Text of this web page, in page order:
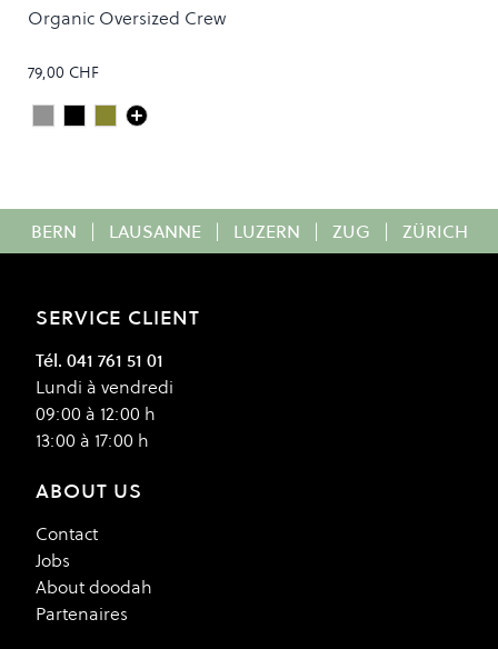
STANDARD
Organic Oversized Crew
79,00 CHF
Colour
Heather Grey
Deep Black
Dusty Olive
BERN | LAUSANNE | LUZERN | ZUG | ZÜRICH
SERVICE CLIENT
Tél. 041 761 51 01
Lundi à vendredi
09:00 à 12:00 h
13:00 à 17:00 h
ABOUT US
Contact
Jobs
About doodah
Partenaires